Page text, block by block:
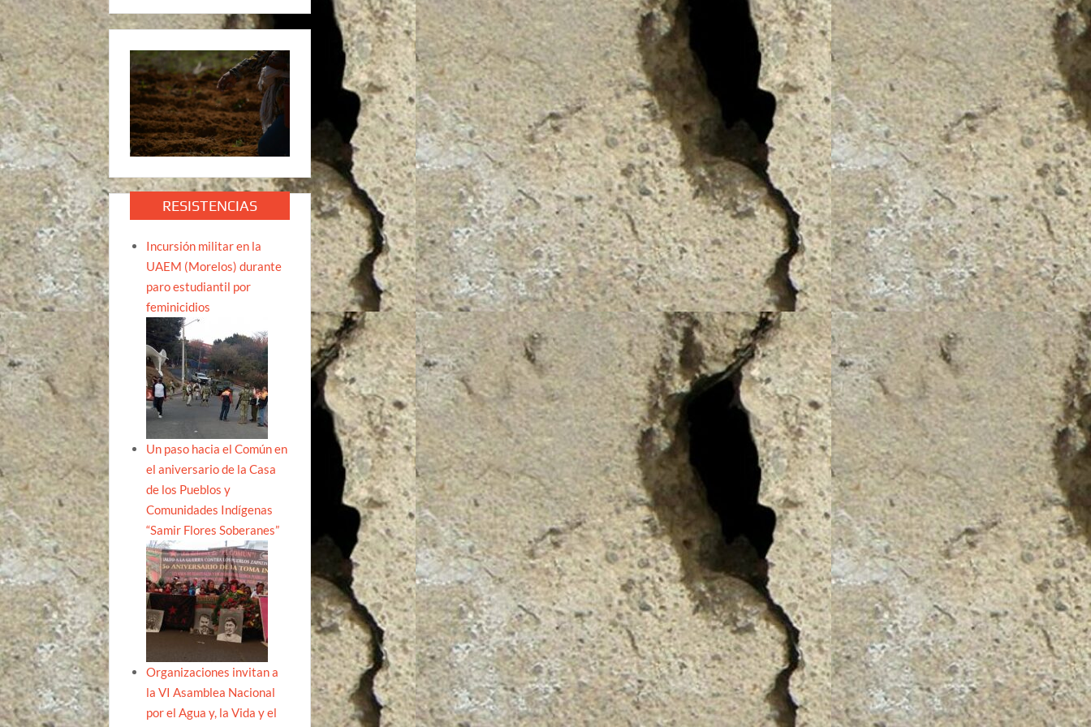
RESISTENCIAS
Incursión militar en la
UAEM (Morelos) durante
paro estudiantil por
feminicidios
Un paso hacia el Común en
el aniversario de la Casa
de los Pueblos y
Comunidades Indígenas
“Samir Flores Soberanes”
Organizaciones invitan a
la VI Asamblea Nacional
por el Agua y, la Vida y el